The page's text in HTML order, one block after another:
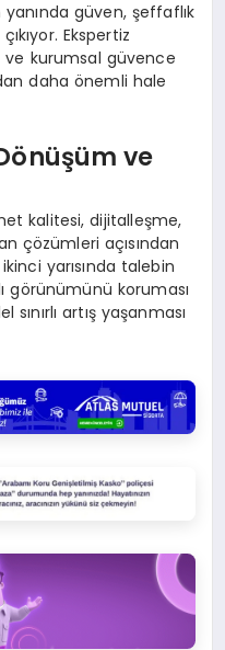
güven, şeffaflık
Ekspertiz
kurumsal güvence
daha önemli hale
ve
kalitesi, dijitalleşme,
çözümleri açısından
yarısında talebin
görünümünü koruması
artış yaşanması